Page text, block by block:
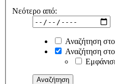
Νεότερο από:
Αναζήτηση
Αναζήτηση